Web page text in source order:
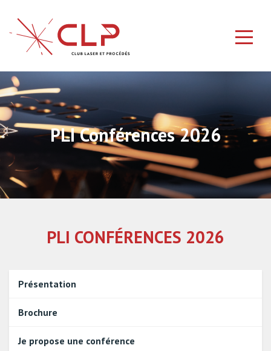
PLI Conférences 2026
PLI CONFÉRENCES 2026
Présentation
Brochure
Je propose une conférence